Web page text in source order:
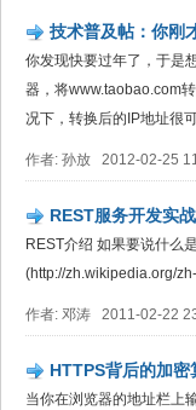
技术普及帖：你刚
你发现快要过年了，于是
器，将www.taobao.com
况下，转换后的IP地址很
作者: 孙放 2012-02-25
REST服务开发实战
REST介绍 如果要说什么
(http://zh.wikipedia.org/
作者: 邓涛 2011-02-22
HTTPS背后的加密
当你在浏览器的地址栏上